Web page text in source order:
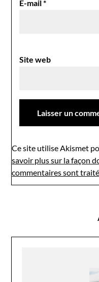
E-mail*
Site web
Ce site utilise Akismet
savoir plus sur la façon
commentaires sont